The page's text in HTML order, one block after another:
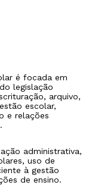
é focada em
legislação
arquivo,
escolar,
e relações
administrativa,
uso de
à gestão
de ensino.